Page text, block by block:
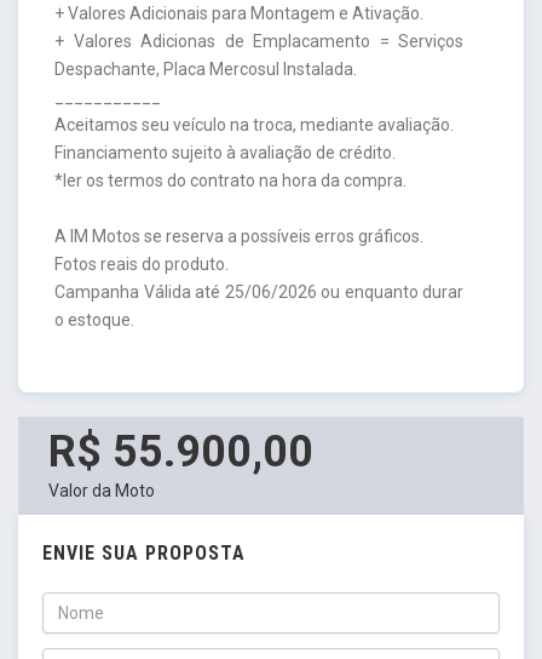
+ Valores Adicionais para Montagem e Ativação.
+ Valores Adicionas de Emplacamento = Serviços
Despachante, Placa Mercosul Instalada.
Aceitamos seu veículo na troca, mediante avaliação.
Financiamento sujeito à avaliação de crédito.
*ler os termos do contrato na hora da compra.
A IM Motos se reserva a possíveis erros gráficos.
Fotos reais do produto.
Campanha Válida até 25/06/2026 ou enquanto durar
o estoque.
R$ 55.900,00
Valor da Moto
ENVIE SUA PROPOSTA